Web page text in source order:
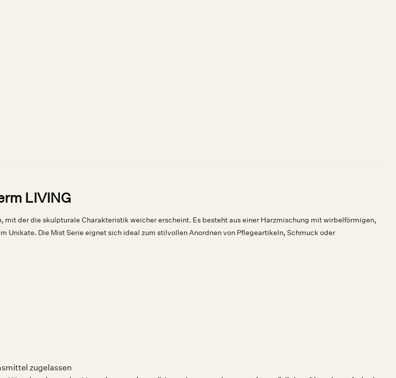
LIVING
mit der die skulpturale Charakteristik weicher erscheint. Es besteht aus einer Harzmischung mit wirbelförmigen,
Unikate. Die Mist Serie eignet sich ideal zum stilvollen Anordnen von Pflegeartikeln, Schmuck oder
zugelassen